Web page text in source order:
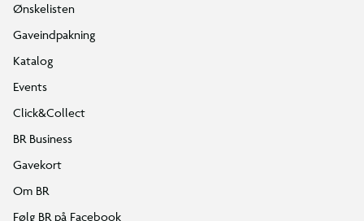
Ønskelisten
Gaveindpakning
Katalog
Events
Click&Collect
BR Business
Gavekort
Om BR
Følg BR på Facebook